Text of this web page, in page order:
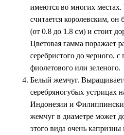
имеются во многих
считается королевским, он
(от 0.8 до 1.8 см) и стоит
Цветовая гамма поражает
серебристого до черного,
фиолетового или зеленого.
Белый жемчуг.
серебряногубых устрицах
Индонезии и
жемчуг в диаметре может
этого вида очень